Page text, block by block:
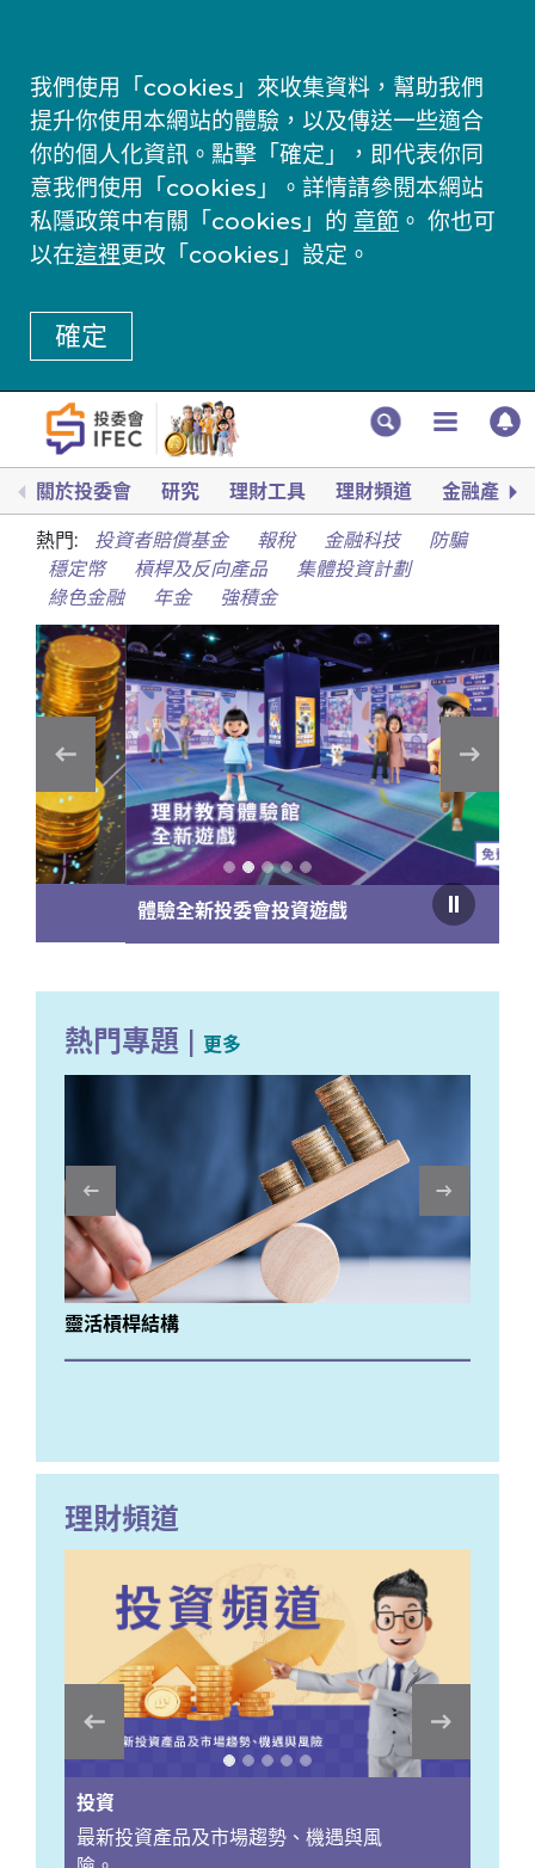
我們使用「cookies」來收集資料，幫助我們
提升你使用本網站的體驗，以及傳送一些適合
你的個人化資訊。點擊「確定」，即代表你同
意我們使用「cookies」。詳情請參閱本網站
私隱政策中有關「cookies」的 章節 。 你也可
以在這裡更改「cookies」設定。
確定
關於投委會 研究 理財工具 理財頻道 金融產品
熱門: 投資者賠償基金 報稅 金融科技
防騙
穩定幣
槓桿及反向產品
集體投資計劃
綠色金融
年金 強積金
體驗全新投委會投資遊戲
熱門專題 | 更多
靈活槓桿結構
Previous
理財頻道
投資
最新投資產品及市場趨勢、機遇與風